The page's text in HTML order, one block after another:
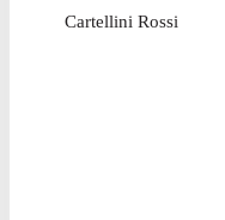
Cartellini Rossi